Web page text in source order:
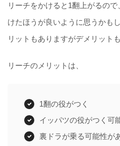
リーチをかけると1翻上がるの
けたほうが良いように思うかも
リットもありますがデメリット
リーチのメリットは、
1翻の役がつく
イッパツの役がつく可
裏ドラが乗る可能性が